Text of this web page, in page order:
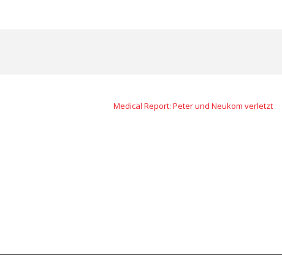
Medical Report: Peter und Neukom verletzt